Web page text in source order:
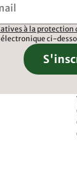
à la protection
ci-